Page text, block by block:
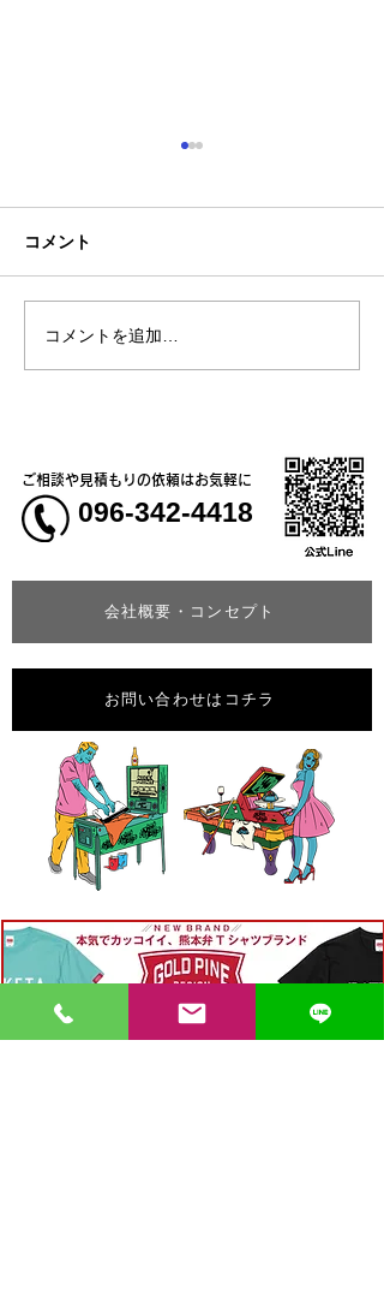
熊本地震明けの営業につ
いてのお知らせ
コメント
コメントを追加…
会社概要・コンセプト
ご相談や見積もりの依頼はお気軽に
096-342-4418
お問い合わせはコチラ